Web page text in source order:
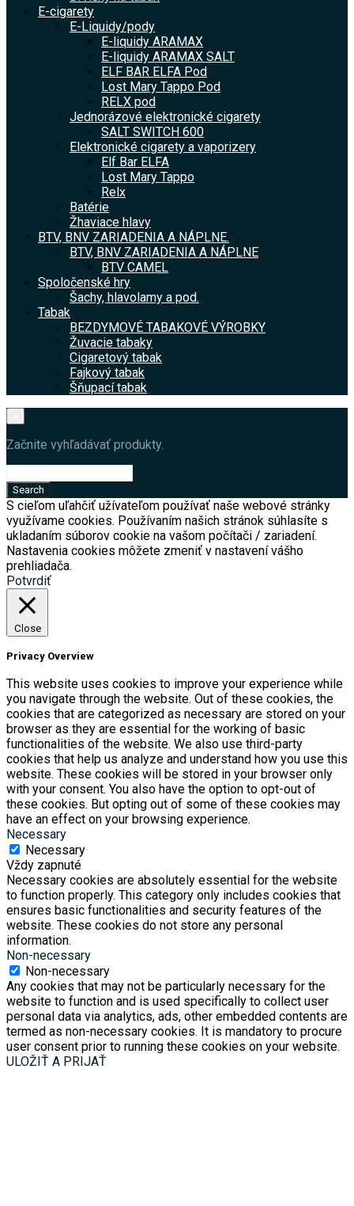
E-cigarety
E-Liquidy/pody
E-liquidy ARAMAX
E-liquidy ARAMAX SALT
ELF BAR ELFA Pod
Lost Mary Tappo Pod
RELX pod
Jednorázové elektronické cigarety
SALT SWITCH 600
Elektronické cigarety a vaporizery
Elf Bar ELFA
Lost Mary Tappo
Relx
Batérie
Žhaviace hlavy
BTV, BNV ZARIADENIA A NÁPLNE.
BTV, BNV ZARIADENIA A NÁPLNE
BTV CAMEL
Spoločenské hry
Šachy, hlavolamy a pod.
Tabak
BEZDYMOVÉ TABAKOVÉ VÝROBKY
Žuvacie tabaky
Cigaretový tabak
Fajkový tabak
Šňupací tabak
Začnite vyhľadávať produkty.
S cieľom uľahčiť užívateľom používať naše webové stránky
využívame cookies. Používaním našich stránok súhlasíte s
ukladaním súborov cookie na vašom počítači / zariadení.
Nastavenia cookies môžete zmeniť v nastavení vášho
prehliadača.
Potvrdiť
Close
Privacy Overview
This website uses cookies to improve your experience while
you navigate through the website. Out of these cookies, the
cookies that are categorized as necessary are stored on your
browser as they are essential for the working of basic
functionalities of the website. We also use third-party
cookies that help us analyze and understand how you use this
website. These cookies will be stored in your browser only
with your consent. You also have the option to opt-out of
these cookies. But opting out of some of these cookies may
have an effect on your browsing experience.
Necessary
Necessary
Vždy zapnuté
Necessary cookies are absolutely essential for the website
to function properly. This category only includes cookies that
ensures basic functionalities and security features of the
website. These cookies do not store any personal
information.
Non-necessary
Non-necessary
Any cookies that may not be particularly necessary for the
website to function and is used specifically to collect user
personal data via analytics, ads, other embedded contents are
termed as non-necessary cookies. It is mandatory to procure
user consent prior to running these cookies on your website.
ULOŽIŤ A PRIJAŤ